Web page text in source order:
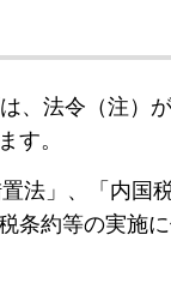
、法令（注）
す。
法」、「内
条約等の実施